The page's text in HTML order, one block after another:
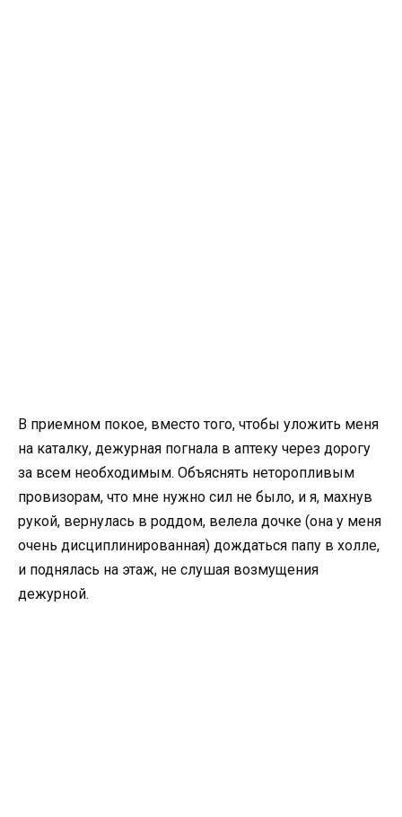
В приемном покое, вместо того, чтобы уложить меня
на каталку, дежурная погнала в аптеку через дорогу
за всем необходимым. Объяснять неторопливым
провизорам, что мне нужно сил не было, и я, махнув
рукой, вернулась в роддом, велела дочке (она у меня
очень дисциплинированная) дождаться папу в холле,
и поднялась на этаж, не слушая возмущения
дежурной.